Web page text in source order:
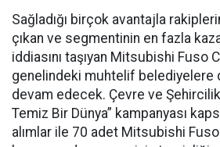
Sağladığı birçok avantajla
çıkan ve segmentinin en fazla
iddiasını taşıyan Mitsubishi Fuso
genelindeki muhtelif belediyelere
devam edecek. Çevre ve Şehircilik
Temiz Bir Dünya” kampanyası
alımlar ile 70 adet Mitsubishi